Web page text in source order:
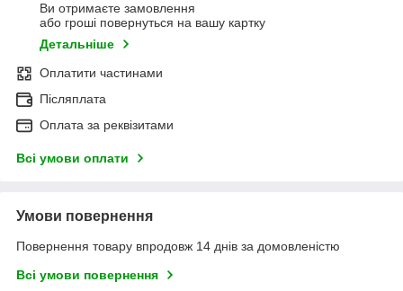
Ви отримаєте замовлення
або гроші повернуться на вашу картку
Детальніше
Оплатити частинами
Післяплата
Оплата за реквізитами
Всі умови оплати
Умови повернення
Повернення товару впродовж 14 днів за домовленістю
Всі умови повернення